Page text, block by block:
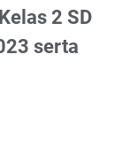
2 SD
serta